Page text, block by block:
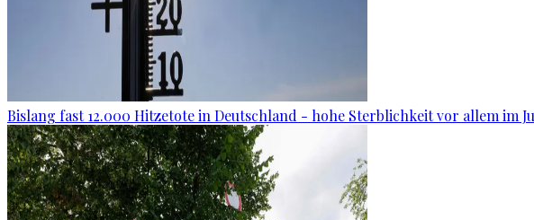
Bislang fast 12.000 Hitzetote in Deutschland - hohe Sterblichkeit vor allem im